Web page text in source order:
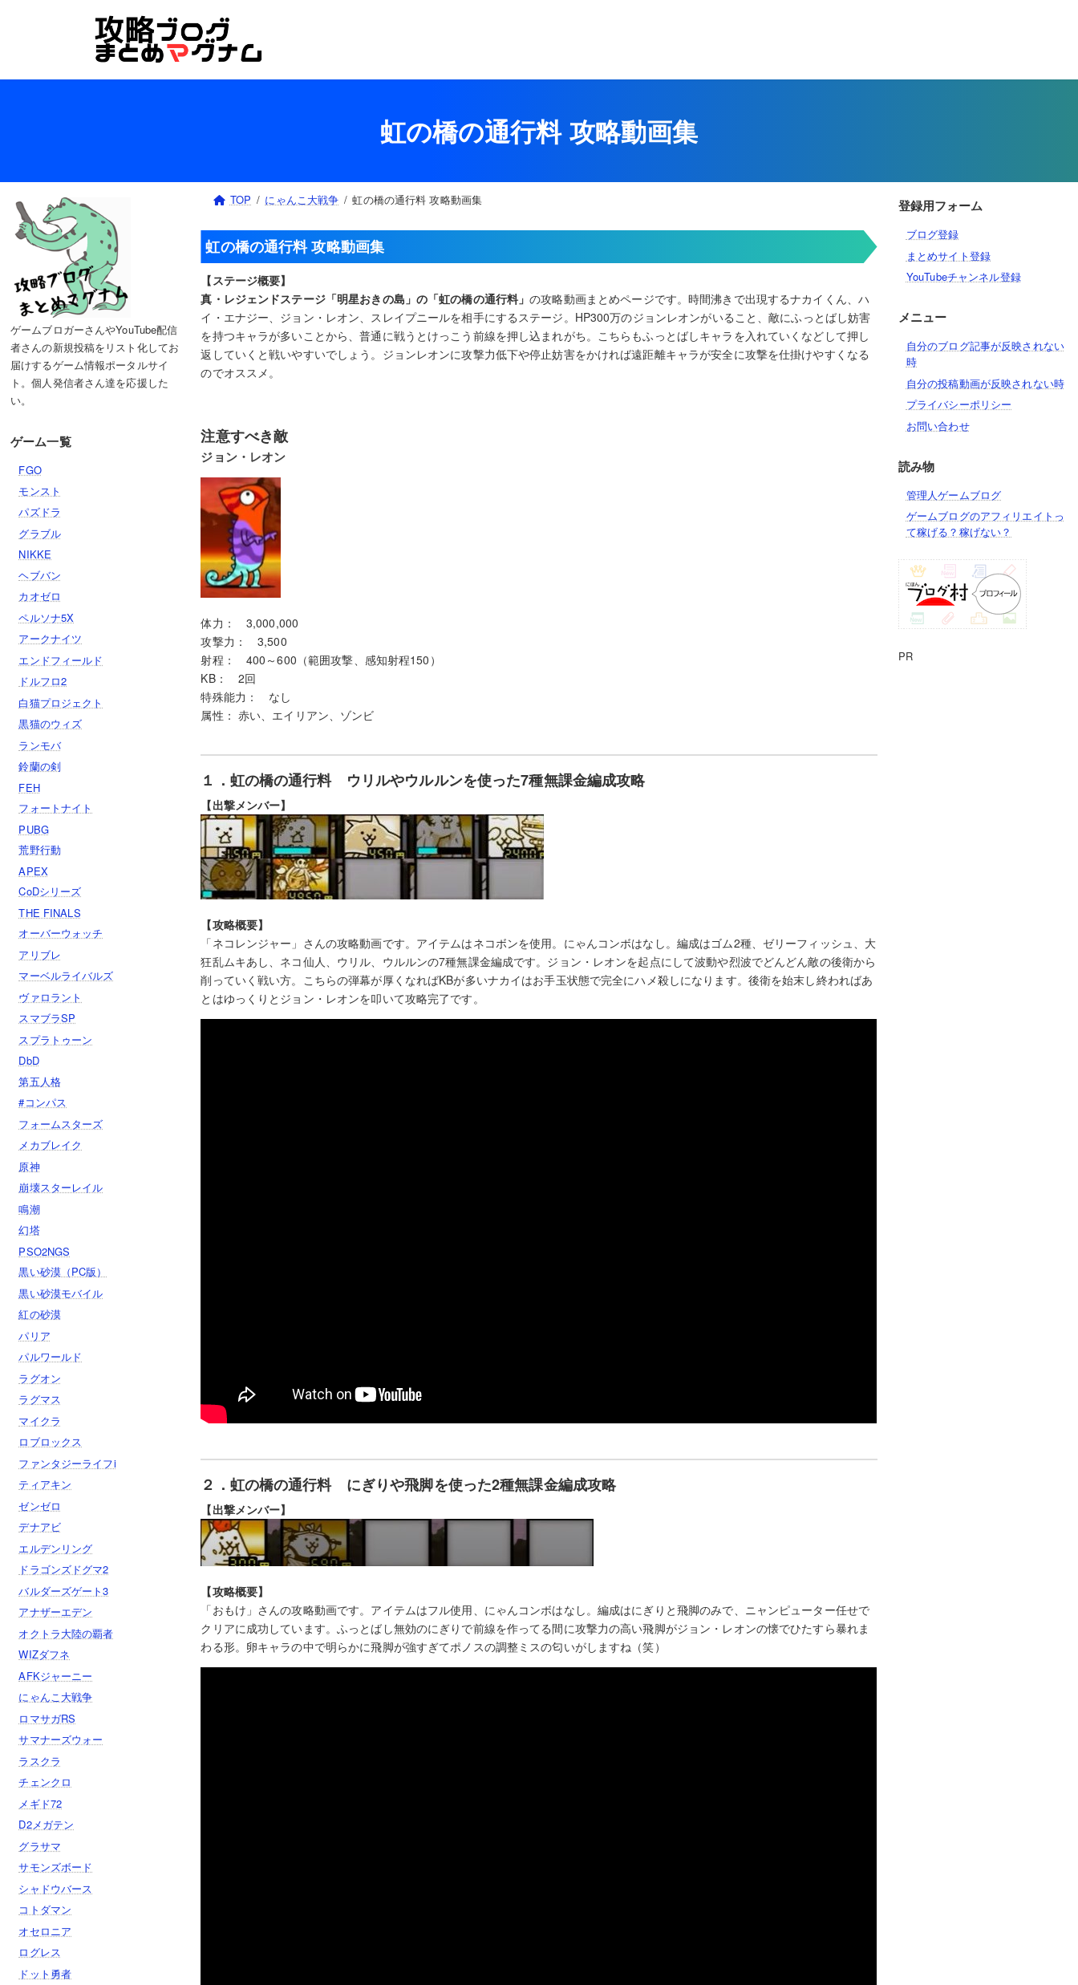
プ
動
虹の橋の通行料 攻略動画集
ゲームブロガーさんやYouTube配信
者さんの新規投稿をリスト化してお
届けするゲーム情報ポータルサイ
ト。個人発信者さん達を応援した
い。
ゲーム一覧
FGO
モンスト
パズドラ
グラブル
NIKKE
ヘブバン
カオゼロ
ペルソナ5X
アークナイツ
エンドフィールド
ドルフロ2
白猫プロジェクト
黒猫のウィズ
ランモバ
鈴蘭の剣
FEH
フォートナイト
PUBG
荒野行動
APEX
CoDシリーズ
THE FINALS
オーバーウォッチ
アリブレ
マーベルライバルズ
ヴァロラント
スマブラSP
スプラトゥーン
DbD
第五人格
#コンパス
フォームスターズ
メカブレイク
原神
崩壊スターレイル
鳴潮
幻塔
PSO2NGS
黒い砂漠（PC版）
黒い砂漠モバイル
紅の砂漠
パリア
パルワールド
ラグオン
ラグマス
マイクラ
ロブロックス
ファンタジーライフi
ティアキン
ゼンゼロ
デナアビ
エルデンリング
ドラゴンズドグマ2
バルダーズゲート3
アナザーエデン
オクトラ大陸の覇者
WIZダフネ
AFKジャーニー
にゃんこ大戦争
ロマサガRS
サマナーズウォー
ラスクラ
チェンクロ
メギド72
D2メガテン
グラサマ
サモンズボード
シャドウバース
コトダマン
オセロニア
ログレス
ドット勇者
TOP にゃんこ大戦争 虹の橋の通行料 攻略動画集
虹の橋の通行料 攻略動画集
【ステージ概要】
真・レジェンドステージ「明星おきの島」の「虹の橋の通行料」の攻略動画まとめページです。時間沸きで出現するナカイくん、ハ
イ・エナジー、ジョン・レオン、スレイプニールを相手にするステージ。HP300万のジョンレオンがいること、敵にふっとばし妨害
を持つキャラが多いことから、普通に戦うとけっこう前線を押し込まれがち。こちらもふっとばしキャラを入れていくなどして押し
返していくと戦いやすいでしょう。ジョンレオンに攻撃力低下や停止妨害をかければ遠距離キャラが安全に攻撃を仕掛けやすくなる
のでオススメ。
注意すべき敵
ジョン・レオン
体力： 3,000,000
攻撃力： 3,500
射程： 400～600（範囲攻撃、感知射程150）
KB： 2回
特殊能力： なし
属性： 赤い、エイリアン、ゾンビ
１．虹の橋の通行料 ウリルやウルルンを使った7種無課金編成攻略
【出撃メンバー】
【攻略概要】
「ネコレンジャー」さんの攻略動画です。アイテムはネコボンを使用。にゃんコンボはなし。編成はゴム2種、ゼリーフィッシュ、大
狂乱ムキあし、ネコ仙人、ウリル、ウルルンの7種無課金編成です。ジョン・レオンを起点にして波動や烈波でどんどん敵の後衛から
削っていく戦い方。こちらの弾幕が厚くなればKBが多いナカイはお手玉状態で完全にハメ殺しになります。後衛を始末し終わればあ
とはゆっくりとジョン・レオンを叩いて攻略完了です。
２．虹の橋の通行料 にぎりや飛脚を使った2種無課金編成攻略
【出撃メンバー】
【攻略概要】
「おもけ」さんの攻略動画です。アイテムはフル使用、にゃんコンボはなし。編成はにぎりと飛脚のみで、ニャンピューター任せで
クリアに成功しています。ふっとばし無効のにぎりで前線を作ってる間に攻撃力の高い飛脚がジョン・レオンの懐でひたすら暴れま
わる形。卵キャラの中で明らかに飛脚が強すぎてポノスの調整ミスの匂いがしますね（笑）
登録用フォーム
ブログ登録
まとめサイト登録
YouTubeチャンネル登録
メニュー
自分のブログ記事が反映されない
時
自分の投稿動画が反映されない時
プライバシーポリシー
お問い合わせ
読み物
管理人ゲームブログ
ゲームブログのアフィリエイトっ
て稼げる？稼げない？
PR